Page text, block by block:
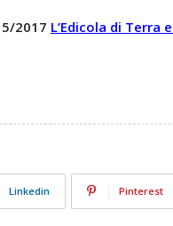
2017 L’Edicola di Terra
Linkedin Pinterest